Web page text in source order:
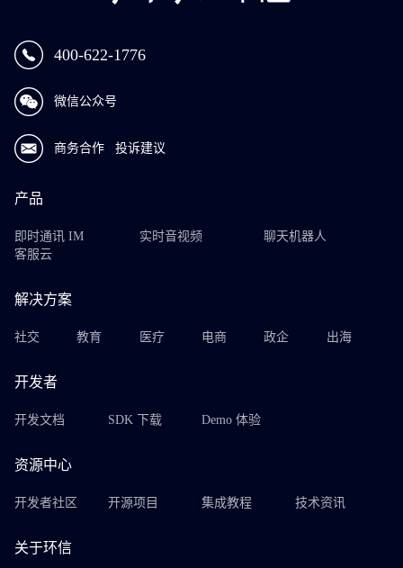
400-622-1776
微信公众号
商务合作 投诉建议
产品
即时通讯 IM 实时音视频
聊天机器人
客服云
解决方案
社交 教育 医疗 电商 政企 出海
开发者
开发文档 SDK 下载 Demo 体验
资源中心
开发者社区 开源项目 集成教程 技术资讯
关于环信